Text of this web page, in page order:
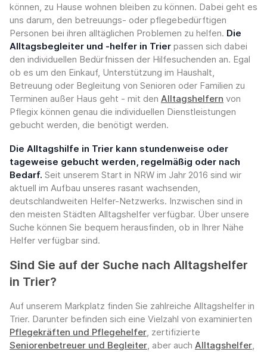
können, zu Hause wohnen bleiben zu können. Dabei geht es
uns darum, den betreuungs- oder pflegebedürftigen
Personen bei ihren alltäglichen Problemen zu helfen. Die
Alltagsbegleiter und -helfer in Trier passen sich dabei
den individuellen Bedürfnissen der Hilfesuchenden an. Egal
ob es um den Einkauf, Unterstützung im Haushalt,
Betreuung oder Begleitung von Senioren oder Familien zu
Terminen außer Haus geht - mit den Alltagshelfern von
Pflegix können genau die individuellen Dienstleistungen
gebucht werden, die benötigt werden.
Die Alltagshilfe in Trier kann stundenweise oder
tageweise gebucht werden, regelmäßig oder nach
Bedarf. Seit unserem Start in NRW im Jahr 2016 sind wir
aktuell im Aufbau unseres rasant wachsenden,
deutschlandweiten Helfer-Netzwerks. Inzwischen sind in
den meisten Städten Alltagshelfer verfügbar. Über unsere
Suche können Sie bequem herausfinden, ob in Ihrer Nähe
Helfer verfügbar sind.
Sind Sie auf der Suche nach Alltagshelfer
in Trier?
Auf unserem Markplatz finden Sie zahlreiche Alltagshelfer in
Trier. Darunter befinden sich eine Vielzahl von examinierten
Pflegekräften und Pflegehelfer, zertifizierte
Seniorenbetreuer und Begleiter, aber auch Alltagshelfer,